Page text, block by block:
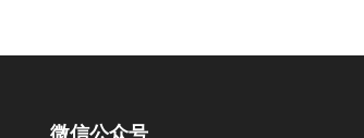
微信公众号